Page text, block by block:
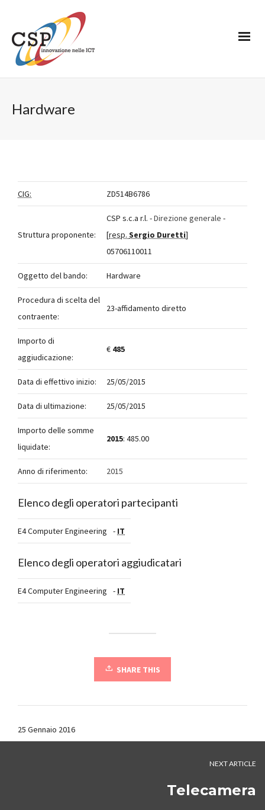
Hardware
CIG: ZD514B6786
Struttura proponente:
CSP s.c.a r.l. -Direzione generale -
[resp. Sergio Duretti]
05706110011
Oggetto del bando: Hardware
Procedura di scelta del
contraente:
23-affidamento diretto
Importo di
aggiudicazione:
€ 485
Data di effettivo inizio: 25/05/2015
Data di ultimazione: 25/05/2015
Importo delle somme
liquidate:
2015: 485.00
Anno di riferimento: 2015
Elenco degli operatori partecipanti
E4 Computer Engineering - IT
Elenco degli operatori aggiudicatari
E4 Computer Engineering - IT
SHARE THIS
25 Gennaio 2016
NEXT ARTICLE
Telecamera